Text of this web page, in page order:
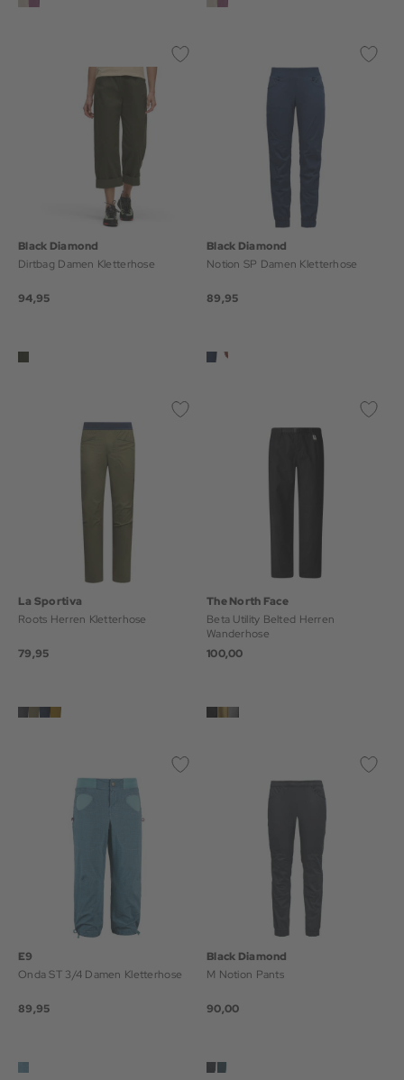
Black Diamond
Dirtbag Damen Kletterhose
94,95
Black Diamond
Notion SP Damen Kletterhose
89,95
La Sportiva
Roots Herren Kletterhose
79,95
The North Face
Beta Utility Belted Herren
Wanderhose
100,00
E9
Onda ST 3/4 Damen Kletterhose
89,95
Black Diamond
M Notion Pants
90,00